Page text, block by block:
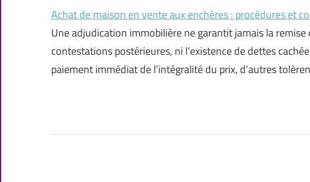
Achat de maison en vente aux enchères : procédures et
Une adjudication immobilière ne garantit jamais la remise
contestations postérieures, ni l’existence de dettes
paiement immédiat de l’intégralité du prix, d’autres